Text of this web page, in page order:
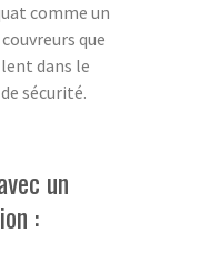
comme un
que
dans le
sécurité.
un
: